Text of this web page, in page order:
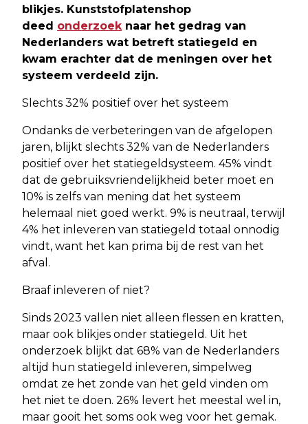
blikjes. Kunststofplatenshop
deed onderzoek naar het gedrag van
Nederlanders wat betreft statiegeld en
kwam erachter dat de meningen over het
systeem verdeeld zijn.
Slechts 32% positief over het systeem
Ondanks de verbeteringen van de afgelopen
jaren, blijkt slechts 32% van de Nederlanders
positief over het statiegeldsysteem. 45% vindt
dat de gebruiksvriendelijkheid beter moet en
10% is zelfs van mening dat het systeem
helemaal niet goed werkt. 9% is neutraal, terwijl
4% het inleveren van statiegeld totaal onnodig
vindt, want het kan prima bij de rest van het
afval.
Braaf inleveren of niet?
Sinds 2023 vallen niet alleen flessen en kratten,
maar ook blikjes onder statiegeld. Uit het
onderzoek blijkt dat 68% van de Nederlanders
altijd hun statiegeld inleveren, simpelweg
omdat ze het zonde van het geld vinden om
het niet te doen. 26% levert het meestal wel in,
maar gooit het soms ook weg voor het gemak.